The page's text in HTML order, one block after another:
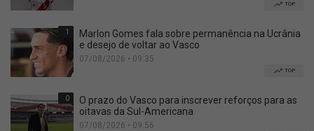
TOP
1
Marlon Gomes fala sobre permanência na Ucrânia
e desejo de voltar ao Vasco
07/08/2026 • 09:35
TOP
0
O prazo do Vasco para inscrever reforços para as
oitavas da Sul-Americana
07/08/2026 • 09:56